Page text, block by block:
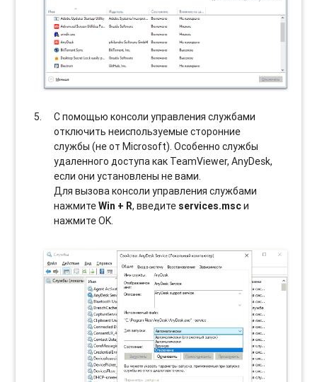
С помощью консоли управления службами
отключить неиспользуемые сторонние
службы (не от Microsoft). Особенно службы
удаленного доступа как TeamViewer, AnyDesk,
если они установлены не вами.
Для вызова консоли управления службами
нажмитеWin + R, введите services.mscи
нажмите OK.